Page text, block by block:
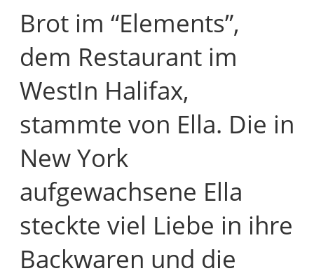
Brot im “Elements”,
dem Restaurant im
WestIn Halifax,
stammte von Ella. Die in
New York
aufgewachsene Ella
steckte viel Liebe in ihre
Backwaren und die